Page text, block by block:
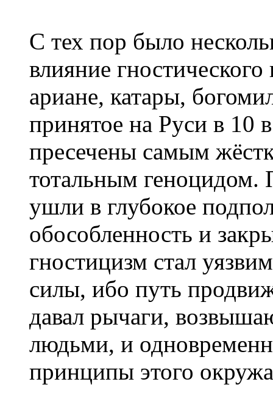
С тех пор было
влияние
ариане, катары,
принятое на Руси в 10
пресечены самым
тотальным геноцидом.
ушли в глубокое
обособленность и
гностицизм стал
силы, ибо путь
давал рычаги,
людьми, и
принципы этого